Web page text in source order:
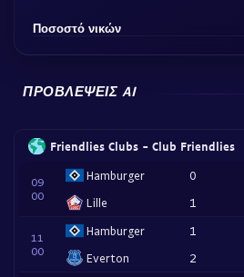
Ποσοστό νικών
ΠΡΟΒΛΈΨΕΙΣ AI
Friendlies Clubs - Club Friendlies
09
00
Hamburger
Lille
0
1
11
00
Hamburger
Everton
1
2